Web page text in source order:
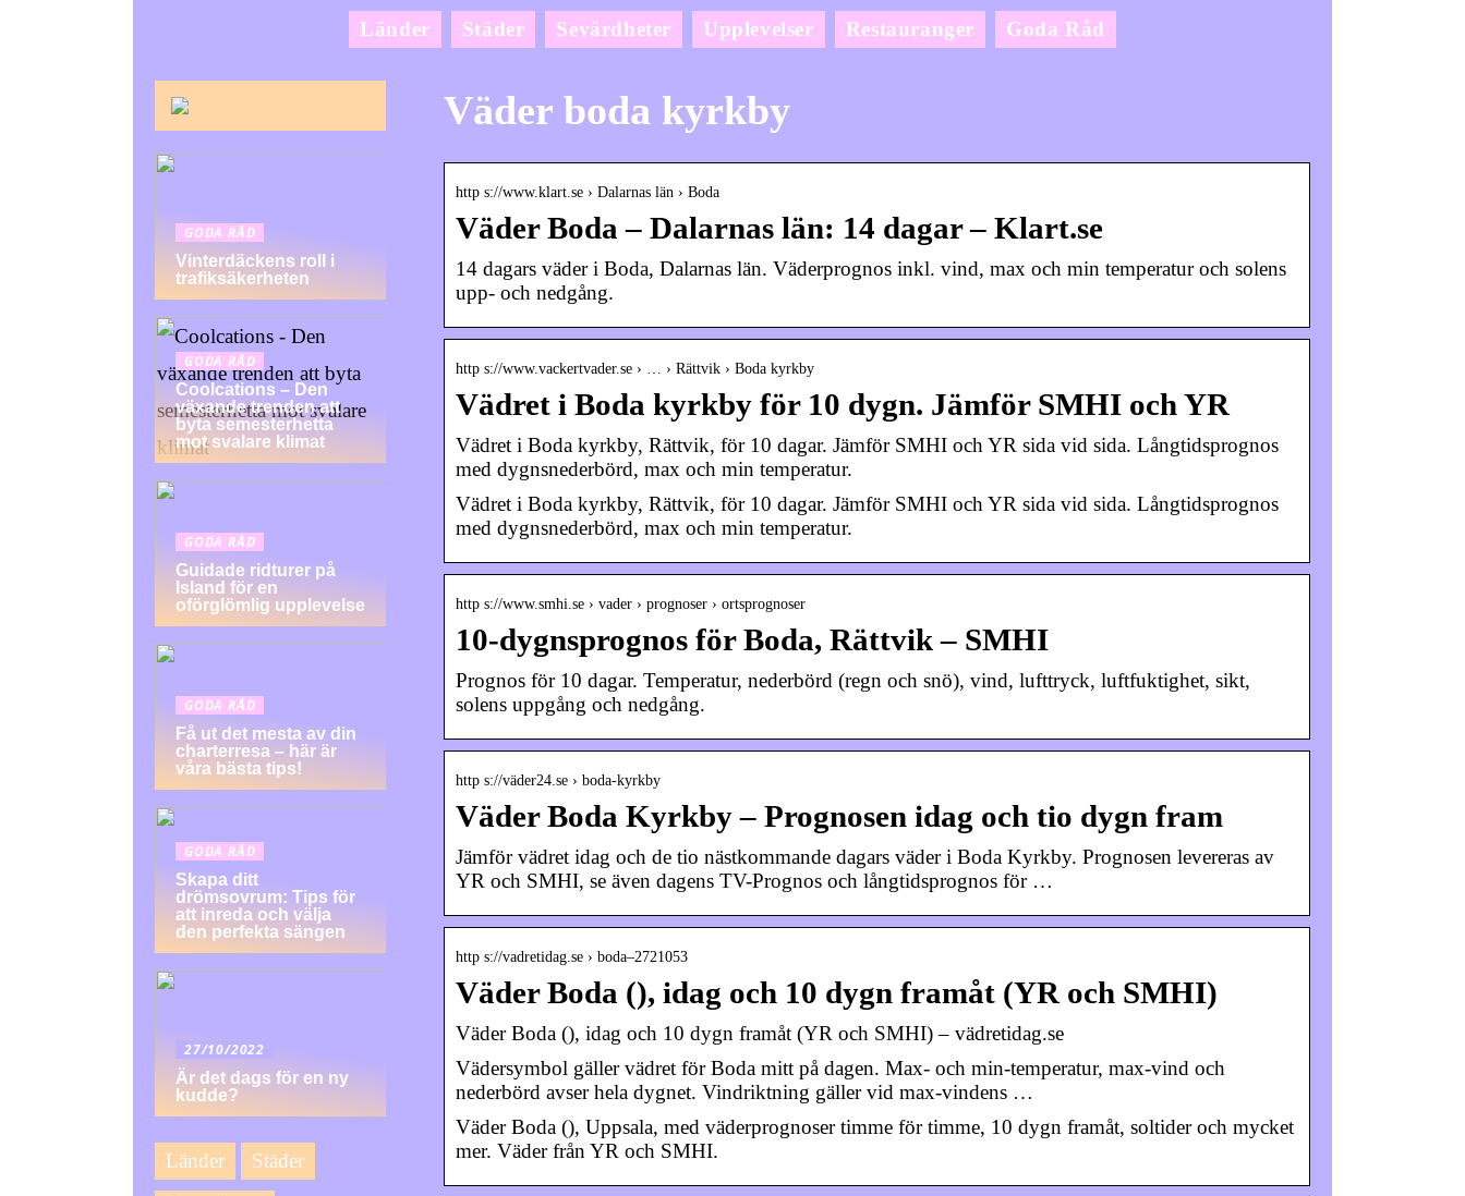
Länder Städer Sevärdheter Upplevelser Restauranger Goda Råd
Väder boda kyrkby
http s://www.klart.se › Dalarnas län › Boda
Väder Boda – Dalarnas län: 14 dagar – Klart.se
14 dagars väder i Boda, Dalarnas län. Väderprognos inkl. vind, max och min temperatur och solens
upp- och nedgång.
http s://www.vackertvader.se › … › Rättvik › Boda kyrkby
Vädret i Boda kyrkby för 10 dygn. Jämför SMHI och YR
Vädret i Boda kyrkby, Rättvik, för 10 dagar. Jämför SMHI och YR sida vid sida. Långtidsprognos
med dygnsnederbörd, max och min temperatur.
Vädret i Boda kyrkby, Rättvik, för 10 dagar. Jämför SMHI och YR sida vid sida. Långtidsprognos
med dygnsnederbörd, max och min temperatur.
http s://www.smhi.se › vader › prognoser › ortsprognoser
10-dygnsprognos för Boda, Rättvik – SMHI
Prognos för 10 dagar. Temperatur, nederbörd (regn och snö), vind, lufttryck, luftfuktighet, sikt,
solens uppgång och nedgång.
http s://väder24.se › boda-kyrkby
Väder Boda Kyrkby – Prognosen idag och tio dygn fram
Jämför vädret idag och de tio nästkommande dagars väder i Boda Kyrkby. Prognosen levereras av
YR och SMHI, se även dagens TV-Prognos och långtidsprognos för …
http s://vadretidag.se › boda–2721053
Väder Boda (), idag och 10 dygn framåt (YR och SMHI)
Väder Boda (), idag och 10 dygn framåt (YR och SMHI) – vädretidag.se
Vädersymbol gäller vädret för Boda mitt på dagen. Max- och min-temperatur, max-vind och
nederbörd avser hela dygnet. Vindriktning gäller vid max-vindens …
Väder Boda (), Uppsala, med väderprognoser timme för timme, 10 dygn framåt, soltider och mycket
mer. Väder från YR och SMHI.
GODA RÅD
Vinterdäckens roll i
trafiksäkerheten
GODA RÅD
Coolcations – Den
växande trenden att
byta semesterhetta
mot svalare klimat
GODA RÅD
Guidade ridturer på
Island för en
oförglömlig upplevelse
GODA RÅD
Få ut det mesta av din
charterresa – här är
våra bästa tips!
GODA RÅD
Skapa ditt
drömsovrum: Tips för
att inreda och välja
den perfekta sängen
27/10/2022
Är det dags för en ny
kudde?
Länder Städer